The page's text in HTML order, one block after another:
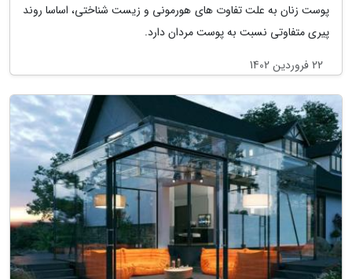
پوست زنان به علت تفاوت های هورمونی و زیست شناختی، اساسا روند
پیری متفاوتی نسبت به پوست مردان دارد.
22 فروردین 1402